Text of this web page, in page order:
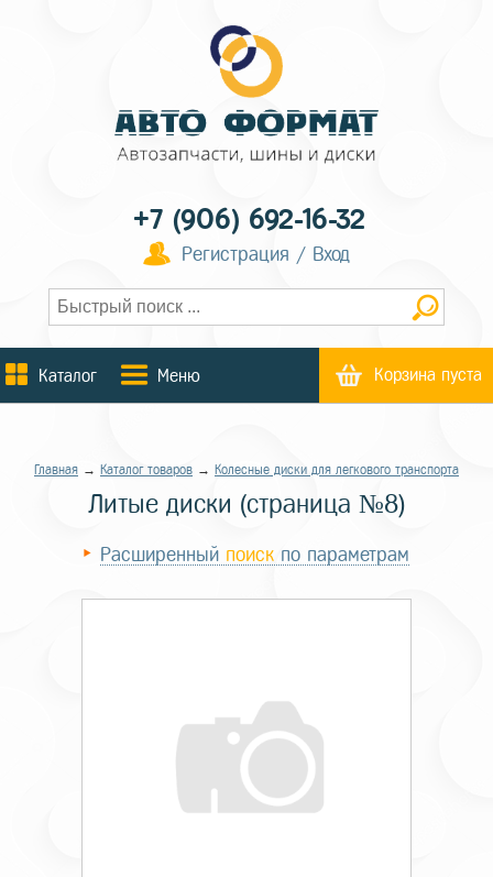
+7 (906) 692-16-32
Регистрация / Вход
Каталог Меню Корзина пуста
Главная → Каталог товаров → Колесные диски для легкового транспорта
Литые диски (страница №8)
Расширенный поиск по параметрам